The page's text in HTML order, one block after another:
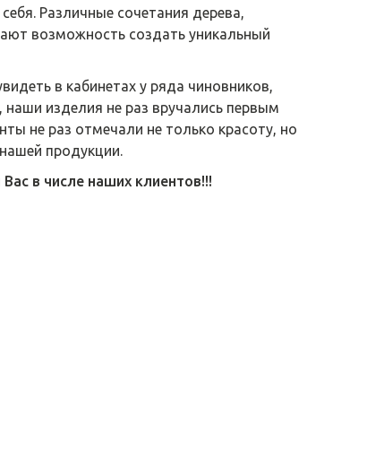
Различные сочетания дерева,
возможность создать уникальный
в кабинетах у ряда чиновников,
изделия не раз вручались первым
не раз отмечали не только красоту, но
продукции.
в числе наших клиентов!!!